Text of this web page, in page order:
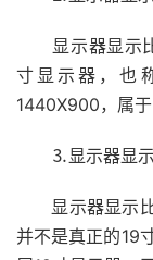
显示器显示比
寸显示器，也
1440X900，属于
⒊显示器显示
显示器显示比
并不是真正的19